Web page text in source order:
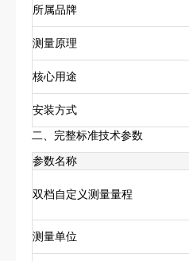
所属品牌
测量原理
核心用途
安装方式
二、完整标准技术参数
参数名称
双档自定义测量量程
测量单位